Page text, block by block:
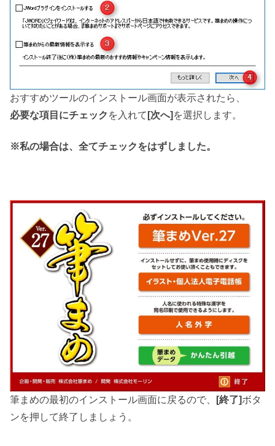
おすすめツールのインストール画面が表示されたら、
必要な項目にチェック を入れて [次へ] を選択します。
※私の場合は、全てチェックをはずしました。
筆まめの最初のインストール画面に戻るので、 [終了]ボタ
ンを押して終了しましょう。